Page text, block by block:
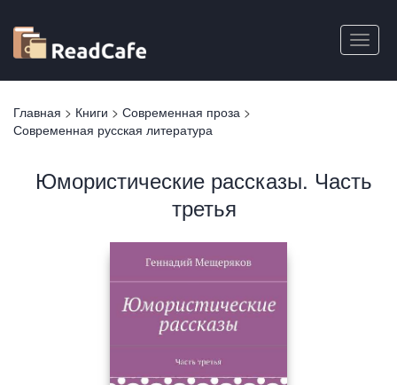
основному
содержанию
Toggle
Вы
здесь
Главная > Книги > Современная проза >
Современная русская литература
Юмористические рассказы. Часть
третья